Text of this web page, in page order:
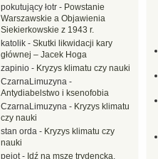
pokutujący łotr - Powstanie
Warszawskie a Objawienia
Siekierkowskie z 1943 r.
katolik - Skutki likwidacji kary
głównej – Jacek Hoga
zapinio - Kryzys klimatu czy nauki
CzarnaLimuzyna -
Antydiabelstwo i ksenofobia
CzarnaLimuzyna - Kryzys klimatu
czy nauki
stan orda - Kryzys klimatu czy
nauki
pejot- Idź na mszę trydencką.